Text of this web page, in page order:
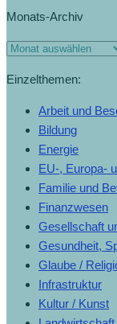
Monats-Archiv
Einzelthemen:
Arbeit und
Bildung
Energie
EU-, Europa-
Familie und
Finanzwesen
Gesellschaft
Gesundheit,
Glaube /
Infrastruktur
Kultur / Kunst